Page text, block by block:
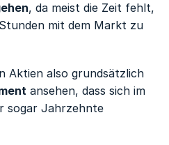
, da meist die Zeit fehlt,
mit dem Markt zu
Aktien also grundsätzlich
ansehen, dass sich im
sogar Jahrzehnte